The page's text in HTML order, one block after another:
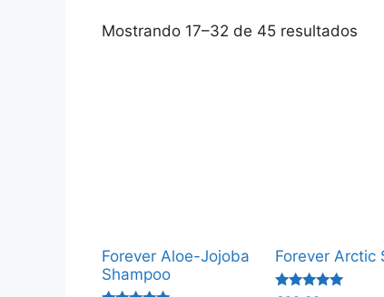
Mostrando 17–32 de 45 resultados
Forever Aloe-Jojoba
Shampoo
Forever Arctic